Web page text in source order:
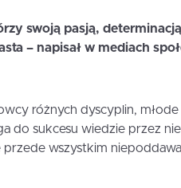
swoją pasją,
– napisał w mediach
różnych dyscyplin, młode
do sukcesu wiedzie przez
wszystkim